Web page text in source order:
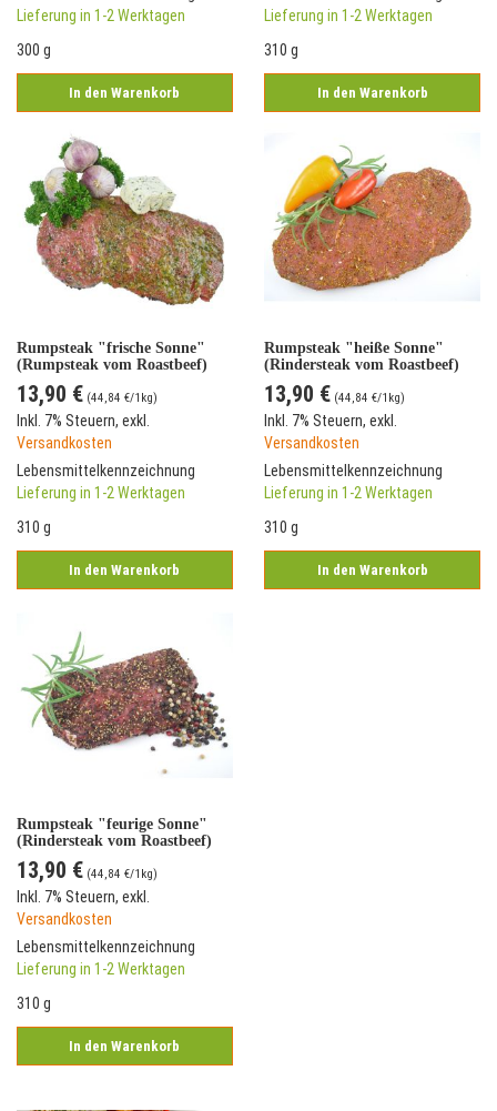
Lieferung in 1-2 Werktagen
300 g
In den Warenkorb
Lieferung in 1-2 Werktagen
310 g
In den Warenkorb
Rumpsteak "frische Sonne"
(Rumpsteak vom Roastbeef)
13,90 € (44,84 €/1kg)
Inkl. 7% Steuern, exkl.
Versandkosten
Lebensmittelkennzeichnung
Lieferung in 1-2 Werktagen
310 g
In den Warenkorb
Rumpsteak "heiße Sonne"
(Rindersteak vom Roastbeef)
13,90 € (44,84 €/1kg)
Inkl. 7% Steuern,exkl.
Versandkosten
Lebensmittelkennzeichnung
Lieferung in 1-2 Werktagen
310 g
In den Warenkorb
Rumpsteak "feurige Sonne"
(Rindersteak vom Roastbeef)
13,90 € (44,84 €/1kg)
Inkl. 7% Steuern, exkl.
Versandkosten
Lebensmittelkennzeichnung
Lieferung in 1-2 Werktagen
310 g
In den Warenkorb